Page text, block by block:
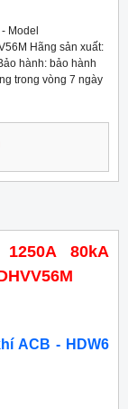
Model
Hãng sản xuất:
hành: bảo hành
trong vòng 7 ngày
80kA
ACB - HDW6